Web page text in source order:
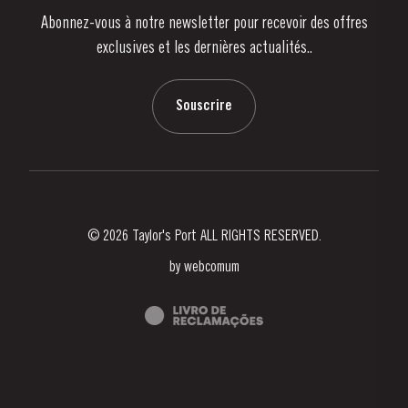
Nouvelles
Abonnez-vous à notre newsletter pour recevoir des offres
exclusives et les dernières actualités..
Souscrire
© 2026 Taylor's Port ALL RIGHTS RESERVED.
by webcomum